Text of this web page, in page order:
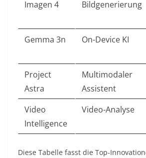
Imagen 4
Bildgenerierung
Gemma 3n
On-Device KI
Project
Astra
Multimodaler
Assistent
Video
Intelligence
Video-Analyse
Diese Tabelle fasst die Top-